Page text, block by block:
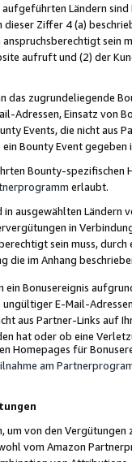
aufgeführten Ländern
dieser Ziffer 4 (a)
sein
aufruft und (2) der
zugrundeliegende
Adressen, Einsatz von
Events, die nicht
Bounty Event
Bounty-spezifischen
erlaubt.
in ausgewählten Ländern
in
sein muss,
die im Anhang
Bonusereignis
E-Mail-
aus Partner-Links auf
hat oder ob eine
Homepages für
am
von den
vom Amazon